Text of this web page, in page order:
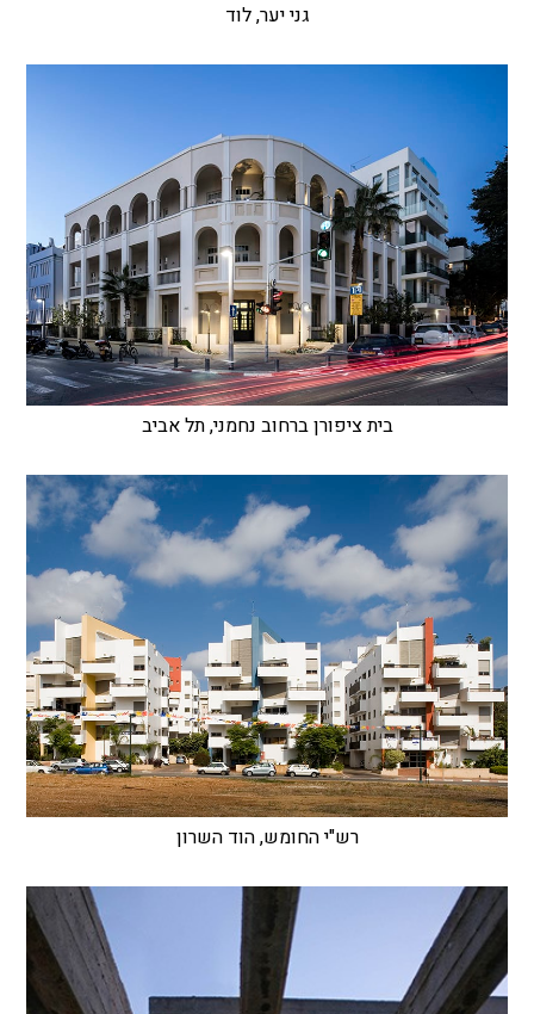
גני יער, לוד
בית ציפורן ברחוב נחמני, תל אביב
רש"י החומש, הוד השרון